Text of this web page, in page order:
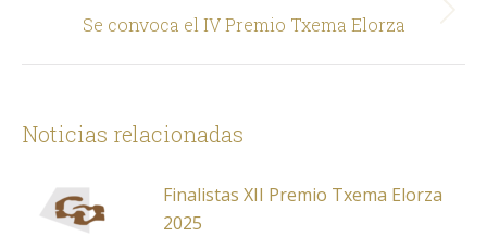
Siguiente
Se convoca el IV Premio Txema Elorza
Noticias relacionadas
Finalistas XII Premio Txema Elorza
2025